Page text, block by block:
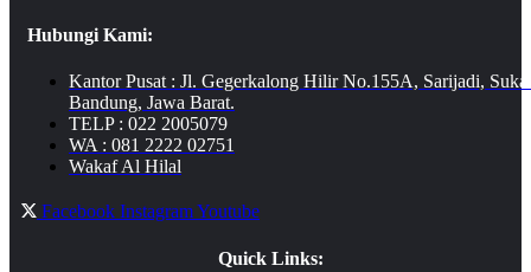
Hubungi Kami:
Kantor Pusat : Jl. Gegerkalong Hilir No.155A, Sarijadi,
Bandung, Jawa Barat.
TELP : 022 2005079
WA : 081 2222 02751
Wakaf Al Hilal
Facebook InstagramYoutube
Quick Links: